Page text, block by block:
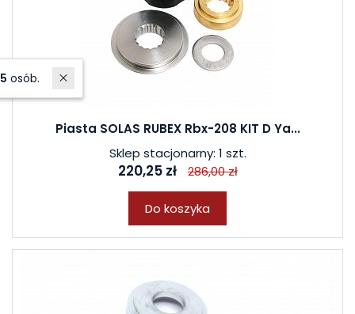
Piasta SOLAS RUBEX Rbx-208 KIT D Ya...
Sklep stacjonarny: 1 szt.
220,25 zł 286,00 zł
Do koszyka
W ostatnich 7 dniach produktem interesuje się